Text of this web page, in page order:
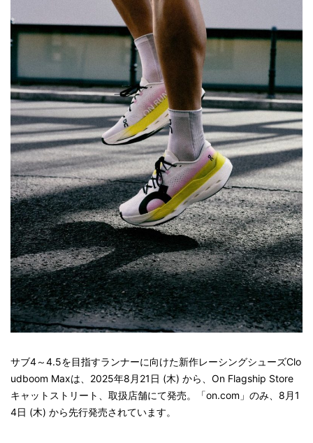
サブ4～4.5を目指すランナーに向けた新作レーシングシューズClo
udboom Maxは、2025年8月21日 (木) から、On Flagship Store
キャットストリート、取扱店舗にて発売。「on.com」のみ、8月1
4日 (木) から先行発売されています。